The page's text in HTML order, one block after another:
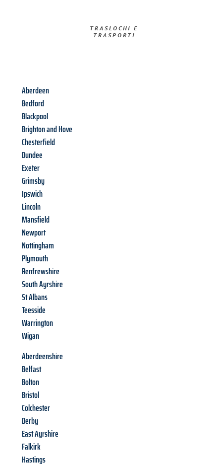
TRASLOCHI E
TRASPORTI​
Aberdeen
Bedford
Blackpool
Brighton and Hove
Chesterfield
Dundee
Exeter
Grimsby
Ipswich
Lincoln
Mansfield
Newport
Nottingham
Plymouth
Renfrewshire
South Ayrshire
St Albans
Teesside
Warrington
Wigan
Aberdeenshire
Belfast
Bolton
Bristol
Colchester
Derby
East Ayrshire
Falkirk
Hastings